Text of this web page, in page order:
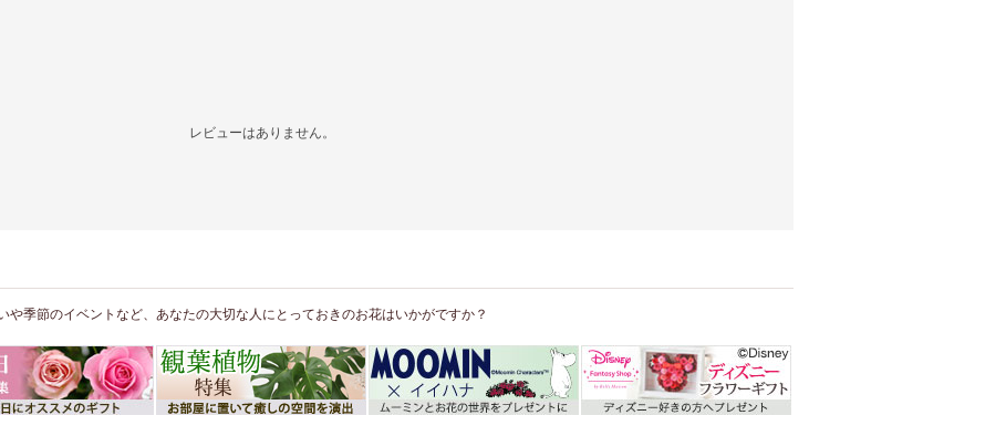
レビューはありません。
や季節のイベントなど、あなたの大切な人にとっておきのお花はいかがですか？